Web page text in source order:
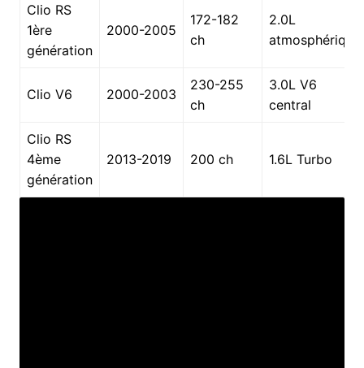
Clio RS
1ère
génération
2000-2005
172-182
ch
2.0L
atmosphérique
Clio V6 2000-2003
230-255
ch
3.0L V6
central
Clio RS
4ème
génération
2013-2019 200 ch 1.6L Turbo